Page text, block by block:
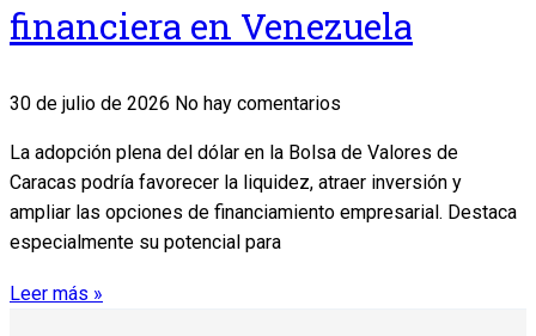
financiera en Venezuela
30 de julio de 2026 No hay comentarios
La adopción plena del dólar en la Bolsa de Valores de
Caracas podría favorecer la liquidez, atraer inversión y
ampliar las opciones de financiamiento empresarial. Destaca
especialmente su potencial para
Leer más »